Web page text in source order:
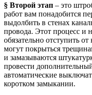
§ Второй этап – это
работ вам понадобится
выдолбить в стенах
провода. Этот процесс и
обязательно отступить
могут покрыться
и замазываются
провести
автоматические
коротком замыкании.